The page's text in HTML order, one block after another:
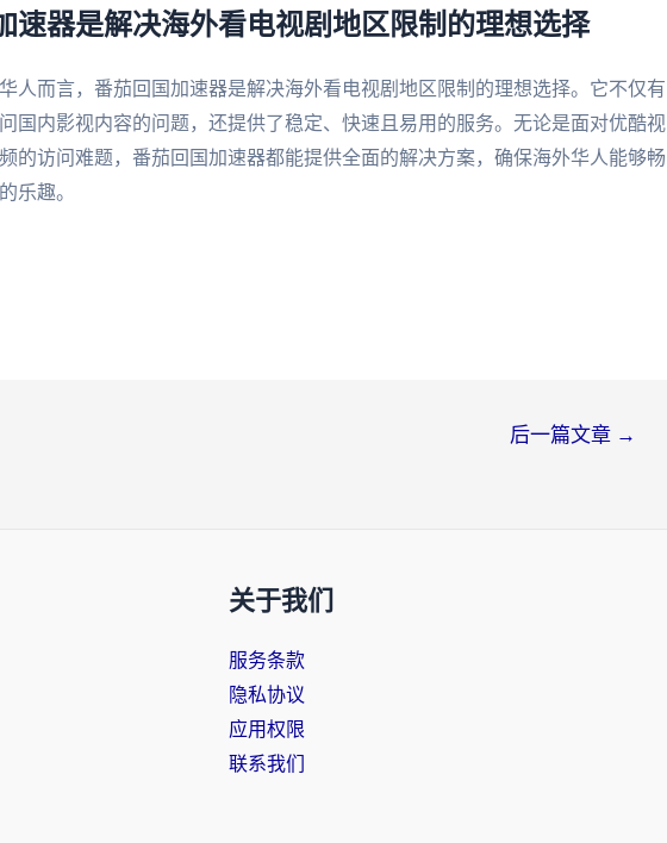
速器是解决海外看电视剧地区限制的理想选择
人而言，番茄回国加速器是解决海外看电视剧地区限制的理想选择。它不仅有
国内影视内容的问题，还提供了稳定、快速且易用的服务。无论是面对优酷视
的访问难题，番茄回国加速器都能提供全面的解决方案，确保海外华人能够畅
乐趣。
后一篇文章 →
关于我们
服务条款
隐私协议
应用权限
联系我们